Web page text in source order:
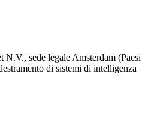
sede legale Amsterdam (Paesi
di sistemi di intelligenza